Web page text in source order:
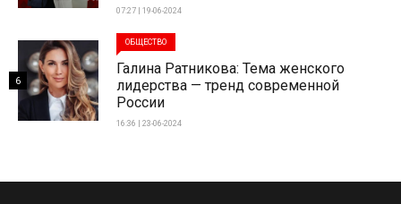
07:27 | 19-06-2024
ОБЩЕСТВО
Галина Ратникова: Тема женского
лидерства — тренд современной
России
16:36 | 23-06-2024
6